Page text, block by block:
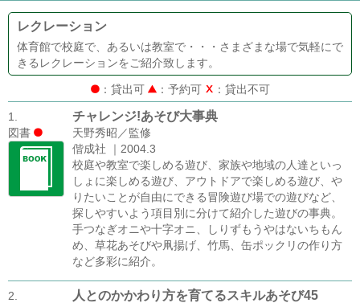
雑誌タイト
ル一覧
おすすめブ
図書館から
休館日カレ
利用者仮登
レクレーション
体育館で校庭で、あるいは教室で・・・さまざまな場で気軽にで
きるレクレーションをご紹介致します。
：貸出可 ：予約可 ：貸出不可
1.
図書
チャレンジ!あそび大事典
天野秀昭／監修
偕成社 ｜2004.3
校庭や教室で楽しめる遊び、家族や地域の人達といっ
しょに楽しめる遊び、アウトドアで楽しめる遊び、や
りたいことが自由にできる冒険遊び場での遊びなど、
探しやすいよう項目別に分けて紹介した遊びの事典。
手つなぎオニや十字オニ、しりずもうやはないちもん
め、草花あそびや凧揚げ、竹馬、缶ポックリの作り方
など多彩に紹介。
2.
人とのかかわり方を育てるスキルあそび45